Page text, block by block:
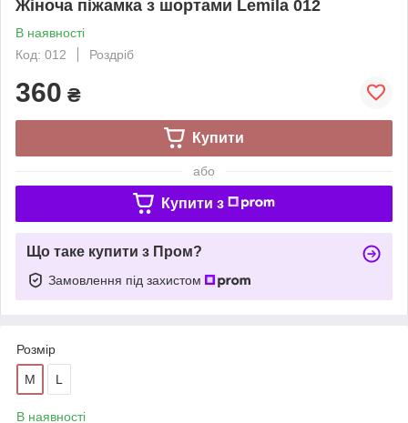
Жіноча піжамка з шортами Lemila 012
В наявності
Код: 012
Роздріб
360 ₴
Купити
або
Купити з
Що таке купити з Пром?
Замовлення під захистом
Розмір
M L
В наявності